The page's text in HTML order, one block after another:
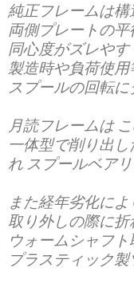
純正フレームは構
両側プレートの平
同心度がズレやす
製造時や負荷使
スプールの回転に
月読フレームは
一体型で削り出
れ スプールベア
また経年劣化によ
取り外しの際に
ウォームシャフ
プラスティック製